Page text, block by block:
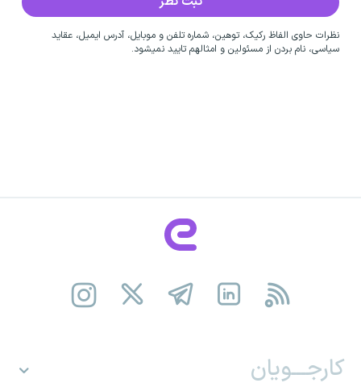
نظرات حاوی الفاظ رکیک، توهین، شماره تلفن و موبایل، آدرس ایمیل، عقاید
سیاسی، نام بردن از مسئولین و امثالهم تایید نمیشود.
کارجـــویان